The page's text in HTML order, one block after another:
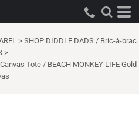
> SHOP DIDDLE DADS / Bric-à-brac
>
Tote / BEACH MONKEY LIFE Gold